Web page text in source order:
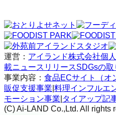
運営： アイランド株式会社個
載ニュースリリースSDGsの取
事業内容： 食品ECサイト（オ
販促支援事業 料理インフルエ
モーション事業 タイアップ記
(C) Ai-LAND Co.,Ltd. All rights